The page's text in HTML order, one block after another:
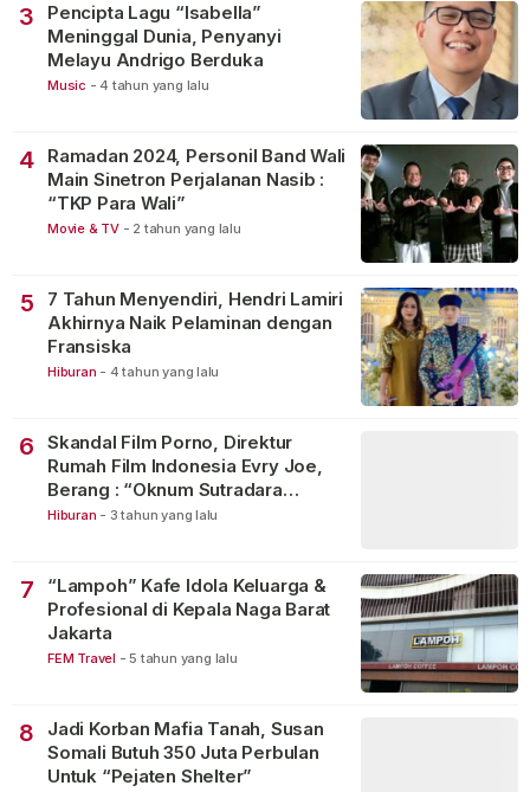
3
Pencipta Lagu “Isabella”
Meninggal Dunia, Penyanyi
Melayu Andrigo Berduka
Music - 4 tahun yang lalu
4
Ramadan 2024, Personil Band Wali
Main Sinetron Perjalanan Nasib :
“TKP Para Wali”
Movie & TV - 2 tahun yang lalu
5
7 Tahun Menyendiri, Hendri Lamiri
Akhirnya Naik Pelaminan dengan
Fransiska
Hiburan - 4 tahun yang lalu
6
Skandal Film Porno, Direktur
Rumah Film Indonesia Evry Joe,
Berang : “Oknum Sutradara
Merusak Perfilman Indonesia”!
Hiburan - 3 tahun yang lalu
7
“Lampoh” Kafe Idola Keluarga &
Profesional di Kepala Naga Barat
Jakarta
FEM Travel - 5 tahun yang lalu
8
Jadi Korban Mafia Tanah, Susan
Somali Butuh 350 Juta Perbulan
Untuk “Pejaten Shelter”